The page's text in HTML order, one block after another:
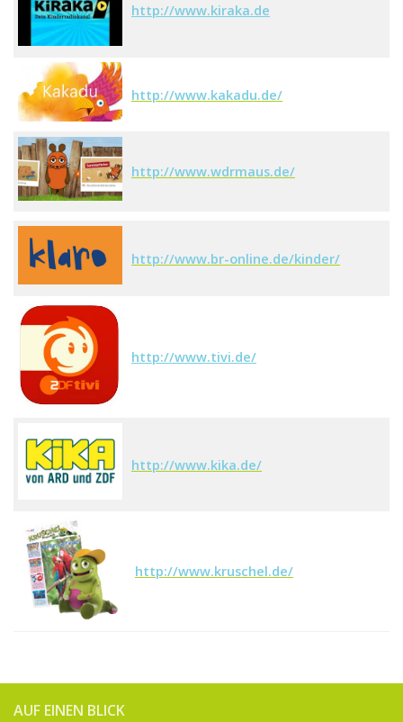
http://www.kiraka.de
http://www.kakadu.de/
http://www.wdrmaus.de/
http://www.br-online.de/kinder/
http://www.tivi.de/
http://www.kika.de/
http://www.kruschel.de/
AUF EINEN BLICK